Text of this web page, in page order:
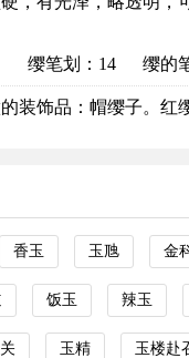
缨笔划：14 缨的
装饰品：帽缨子。红
香玉 玉虺 金
饭玉 辣玉
玉精 玉楼赴